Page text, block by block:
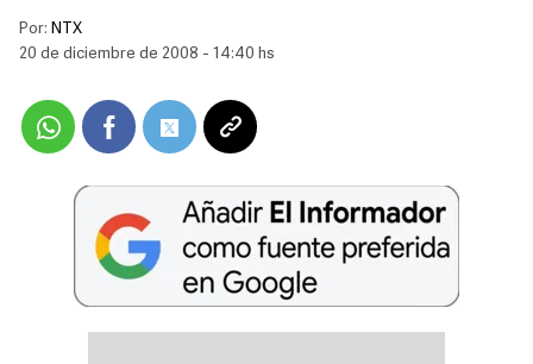
Por: NTX
20 de diciembre de 2008 - 14:40 hs